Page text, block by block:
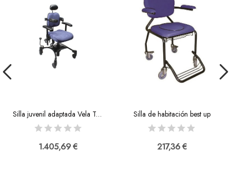
Silla juvenil adaptada Vela Tango 100S y 100ES
1.405,69 €
Silla de habitación best up
217,36 €